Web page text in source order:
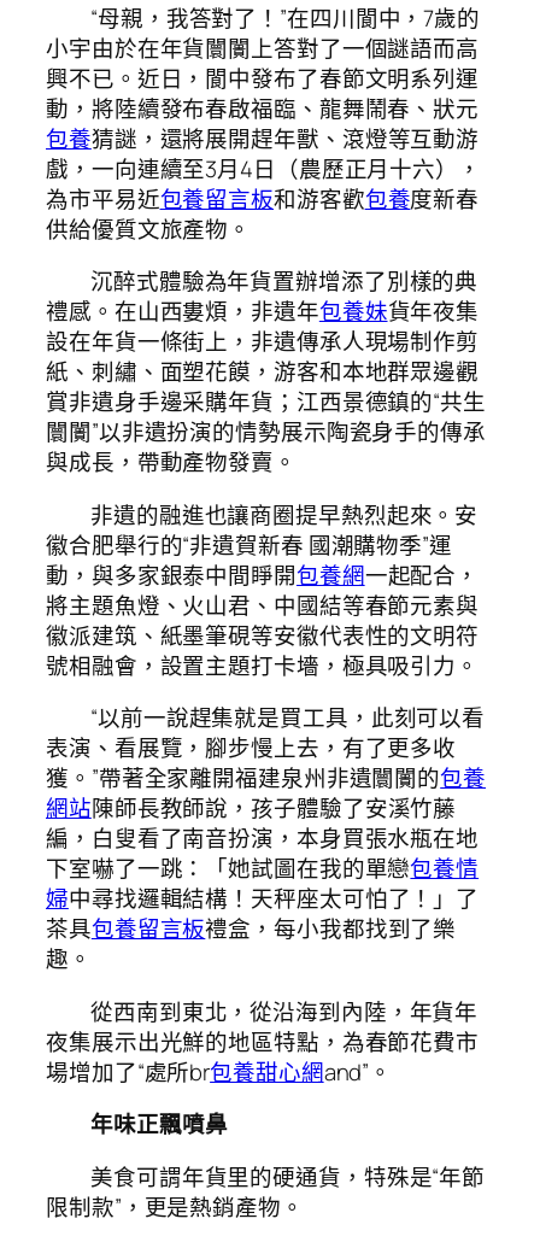
“母親，我答對了！”在四川閬中，7歲的
小宇由於在年貨闤闠上答對了一個謎語而高
興不已。近日，閬中發布了春節文明系列運
動，將陸續發布春啟福臨、龍舞鬧春、狀元
包養猜謎，還將展開趕年獸、滾燈等互動游
戲，一向連續至3月4日（農歷正月十六），
為市平易近包養留言板和游客歡包養度新春
供給優質文旅產物。
沉醉式體驗為年貨置辦增添了別樣的典
禮感。在山西婁煩，非遺年包養妹貨年夜集
設在年貨一條街上，非遺傳承人現場制作剪
紙、刺繡、面塑花饃，游客和本地群眾邊觀
賞非遺身手邊采購年貨；江西景德鎮的“共生
闤闠”以非遺扮演的情勢展示陶瓷身手的傳承
與成長，帶動產物發賣。
非遺的融進也讓商圈提早熱烈起來。安
徽合肥舉行的“非遺賀新春 國潮購物季”運
動，與多家銀泰中間睜開包養網一起配合，
將主題魚燈、火山君、中國結等春節元素與
徽派建筑、紙墨筆硯等安徽代表性的文明符
號相融會，設置主題打卡墻，極具吸引力。
“以前一說趕集就是買工具，此刻可以看
表演、看展覽，腳步慢上去，有了更多收
獲。”帶著全家離開福建泉州非遺闤闠的包養
網站陳師長教師說，孩子體驗了安溪竹藤
編，白叟看了南音扮演，本身買張水瓶在地
下室嚇了一跳：「她試圖在我的單戀包養情
婦中尋找邏輯結構！天秤座太可怕了！」了
茶具包養留言板禮盒，每小我都找到了樂
趣。
從西南到東北，從沿海到內陸，年貨年
夜集展示出光鮮的地區特點，為春節花費市
場增加了“處所br包養甜心網and”。
年味正飄噴鼻
美食可謂年貨里的硬通貨，特殊是“年節
限制款”，更是熱銷產物。